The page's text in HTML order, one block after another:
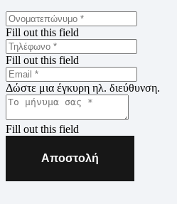
Fill out this field
Fill out this field
Δώστε μια έγκυρη ηλ. διεύθυνση.
Fill out this field
Αποστολή